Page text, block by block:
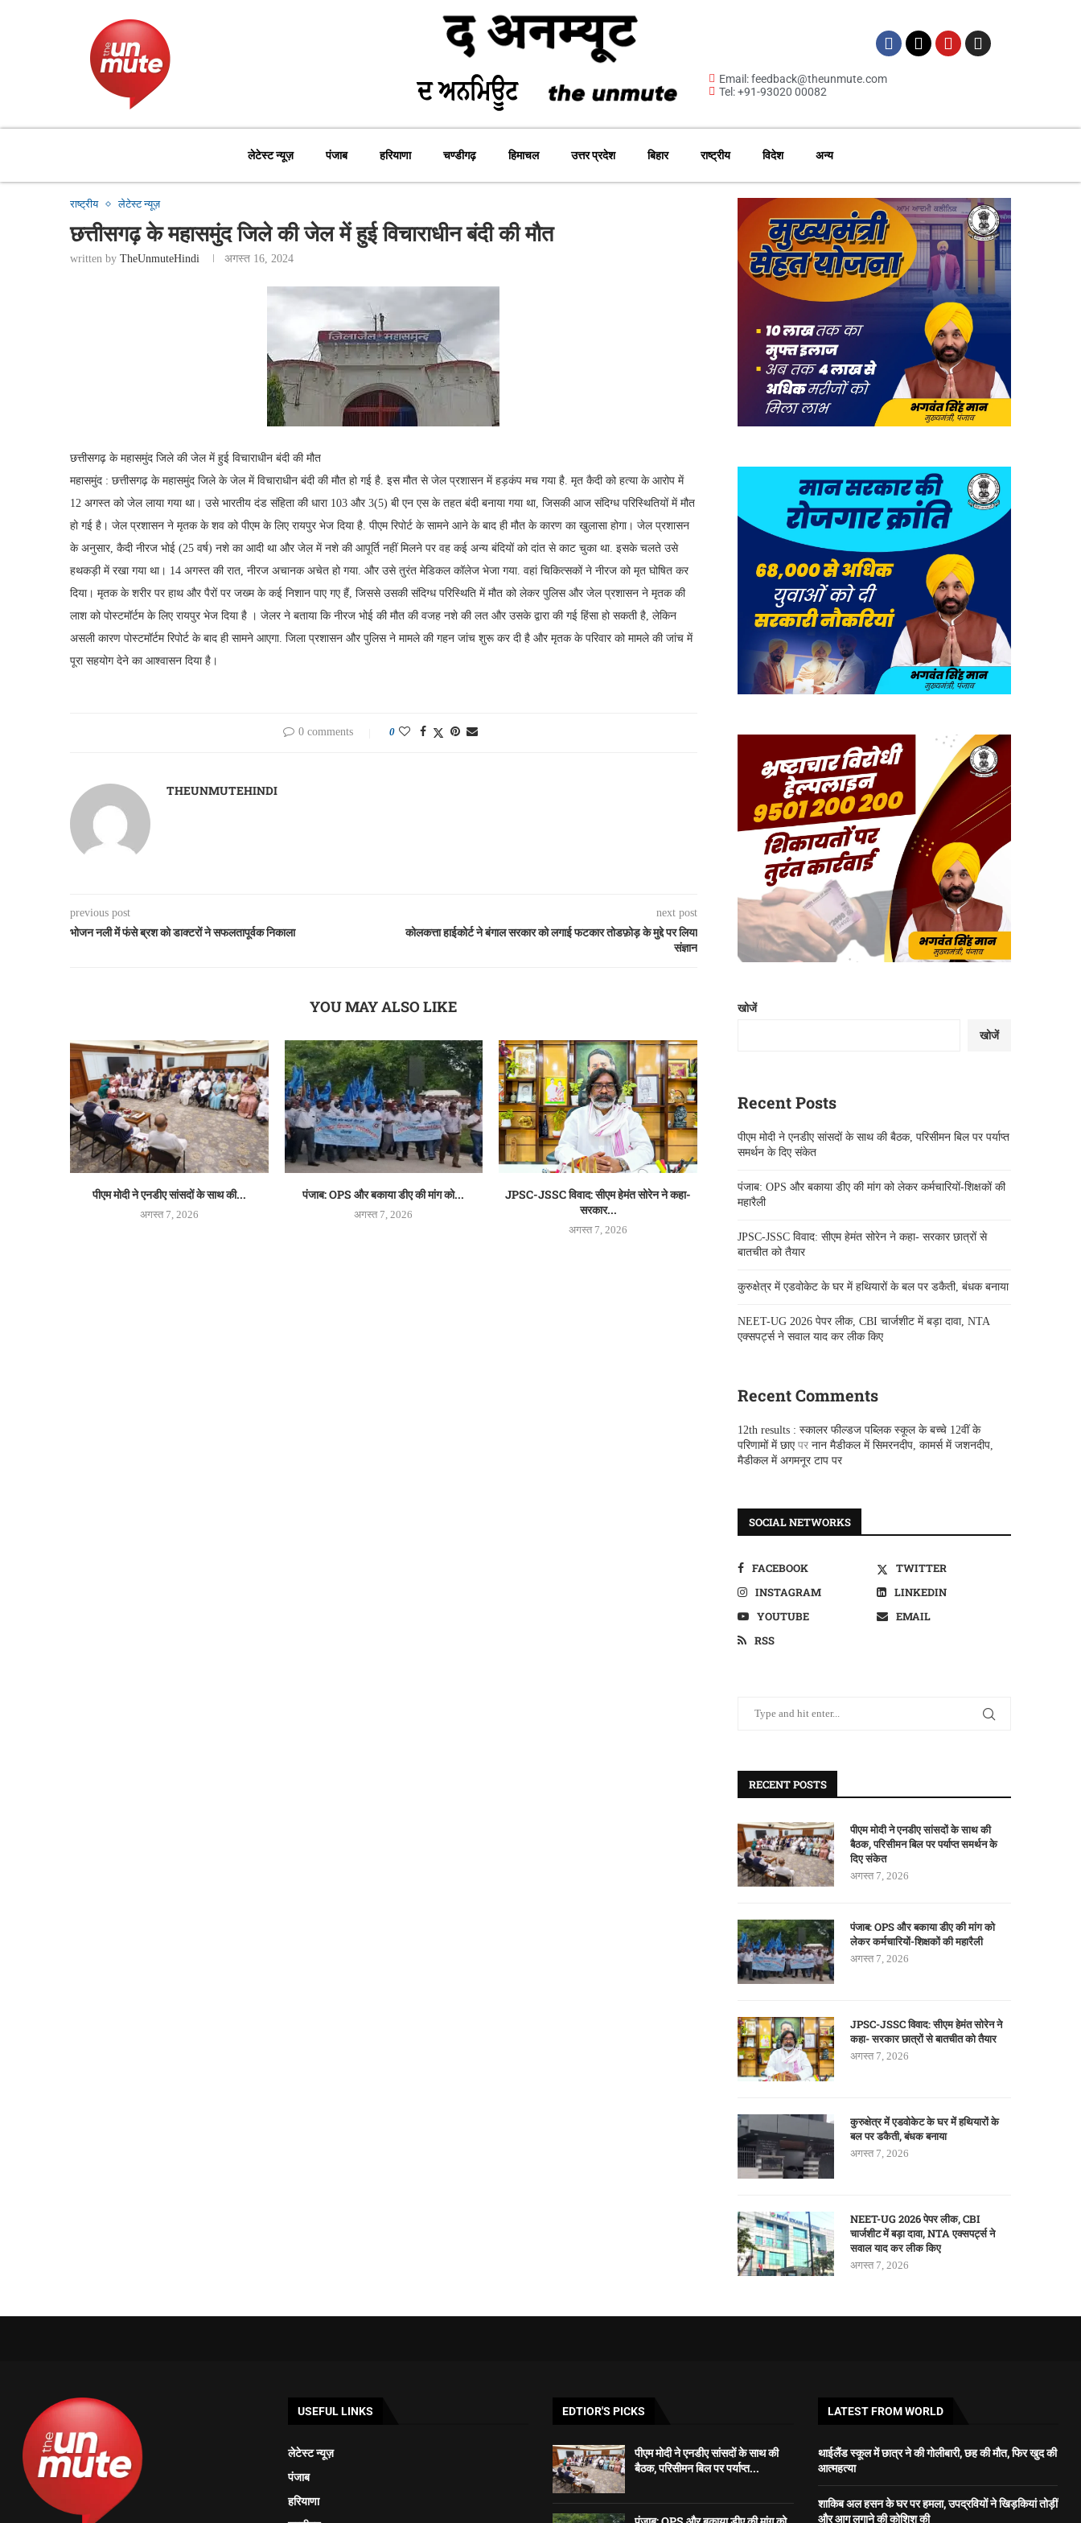
Email: feedback@theunmute.com
Tel: +91-93020 00082
लेटेस्ट न्यूज़ पंजाब हरियाणा चण्डीगढ़ हिमाचल उत्तर प्रदेश बिहार राष्ट्रीय विदेश अन्य
राष्ट्रीय लेटेस्ट न्यूज़
छत्तीसगढ़ के महासमुंद जिले की जेल में हुई विचाराधीन बंदी की मौत
written by TheUnmuteHindi अगस्त 16, 2024
छत्तीसगढ़ के महासमुंद जिले की जेल में हुई विचाराधीन बंदी की मौत
महासमुंद : छत्तीसगढ़ के महासमुंद जिले के जेल में विचाराधीन बंदी की मौत हो गई है. इस मौत से जेल प्रशासन में हड़कंप मच गया है. मृत कैदी को हत्या के आरोप में
12 अगस्त को जेल लाया गया था। उसे भारतीय दंड संहिता की धारा 103 और 3(5) बी एन एस के तहत बंदी बनाया गया था, जिसकी आज संदिग्ध परिस्थितियों में मौत
हो गई है। जेल प्रशासन ने मृतक के शव को पीएम के लिए रायपुर भेज दिया है. पीएम रिपोर्ट के सामने आने के बाद ही मौत के कारण का खुलासा होगा। जेल प्रशासन
के अनुसार, कैदी नीरज भोई (25 वर्ष) नशे का आदी था और जेल में नशे की आपूर्ति नहीं मिलने पर वह कई अन्य बंदियों को दांत से काट चुका था. इसके चलते उसे
हथकड़ी में रखा गया था। 14 अगस्त की रात, नीरज अचानक अचेत हो गया. और उसे तुरंत मेडिकल कॉलेज भेजा गया. वहां चिकित्सकों ने नीरज को मृत घोषित कर
दिया। मृतक के शरीर पर हाथ और पैरों पर जख्म के कई निशान पाए गए हैं, जिससे उसकी संदिग्ध परिस्थिति में मौत को लेकर पुलिस और जेल प्रशासन ने मृतक की
लाश को पोस्टमॉर्टम के लिए रायपुर भेज दिया है । जेलर ने बताया कि नीरज भोई की मौत की वजह नशे की लत और उसके द्वारा की गई हिंसा हो सकती है, लेकिन
असली कारण पोस्टमॉर्टम रिपोर्ट के बाद ही सामने आएगा. जिला प्रशासन और पुलिस ने मामले की गहन जांच शुरू कर दी है और मृतक के परिवार को मामले की जांच में
पूरा सहयोग देने का आश्वासन दिया है।
0 comments 0
THEUNMUTEHINDI
previous post
भोजन नली में फंसे ब्रश को डाक्टरों ने सफलतापूर्वक निकाला
next post
कोलकत्ता हाईकोर्ट ने बंगाल सरकार को लगाई फटकार तोडफ़ोड़ के मुद्दे पर लिया
संज्ञान
YOU MAY ALSO LIKE
पीएम मोदी ने एनडीए सांसदों के साथ की...
अगस्त 7, 2026
पंजाब: OPS और बकाया डीए की मांग को...
अगस्त 7, 2026
JPSC-JSSC विवाद: सीएम हेमंत सोरेन ने कहा-
सरकार...
अगस्त 7, 2026
खोजें
खोजें
Recent Posts
पीएम मोदी ने एनडीए सांसदों के साथ की बैठक, परिसीमन बिल पर पर्याप्त
समर्थन के दिए संकेत
पंजाब: OPS और बकाया डीए की मांग को लेकर कर्मचारियों-शिक्षकों की
महारैली
JPSC-JSSC विवाद: सीएम हेमंत सोरेन ने कहा- सरकार छात्रों से
बातचीत को तैयार
कुरुक्षेत्र में एडवोकेट के घर में हथियारों के बल पर डकैती, बंधक बनाया
NEET-UG 2026 पेपर लीक, CBI चार्जशीट में बड़ा दावा, NTA
एक्सपर्ट्स ने सवाल याद कर लीक किए
Recent Comments
12th results : स्कालर फील्डज पब्लिक स्कूल के बच्चे 12वीं के
परिणामों में छाएपर नान मैडीकल में सिमरनदीप, कामर्स में जशनदीप,
मैडीकल में अगमनूर टाप पर
SOCIAL NETWORKS
FACEBOOK
TWITTER
INSTAGRAM
LINKEDIN
YOUTUBE
EMAIL
RSS
RECENT POSTS
पीएम मोदी ने एनडीए सांसदों के साथ की
बैठक, परिसीमन बिल पर पर्याप्त समर्थन के
दिए संकेत
अगस्त 7, 2026
पंजाब: OPS और बकाया डीए की मांग को
लेकर कर्मचारियों-शिक्षकों की महारैली
अगस्त 7, 2026
JPSC-JSSC विवाद: सीएम हेमंत सोरेन ने
कहा- सरकार छात्रों से बातचीत को तैयार
अगस्त 7, 2026
कुरुक्षेत्र में एडवोकेट के घर में हथियारों के
बल पर डकैती, बंधक बनाया
अगस्त 7, 2026
NEET-UG 2026 पेपर लीक, CBI
चार्जशीट में बड़ा दावा, NTA एक्सपर्ट्स ने
सवाल याद कर लीक किए
अगस्त 7, 2026
USEFUL LINKS
लेटेस्ट न्यूज़
पंजाब
हरियाणा
EDTIOR'S PICKS
पीएम मोदी ने एनडीए सांसदों के साथ की
बैठक, परिसीमन बिल पर पर्याप्त...
LATEST FROM WORLD
थाईलैंड स्कूल में छात्र ने की गोलीबारी, छह की मौत, फिर खुद की
आत्महत्या
शाकिब अल हसन के घर पर हमला, उपद्रवियों ने खिड़कियां तोड़ीं
और आग लगाने की कोशिश की